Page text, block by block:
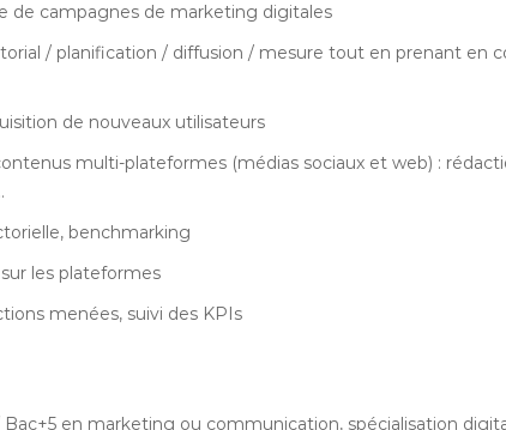
de campagnes de marketing digitales
/ planification / diffusion / mesure tout en prenant en
de nouveaux utilisateurs
multi-plateformes (médias sociaux et web) :
benchmarking
les plateformes
menées, suivi des KPIs
en marketing ou communication, spécialisation